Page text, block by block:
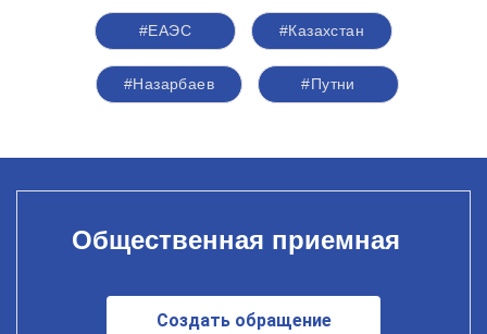
#ЕАЭС #Казахстан
#Назарбаев #Путни
Общественная приемная
Создать обращение